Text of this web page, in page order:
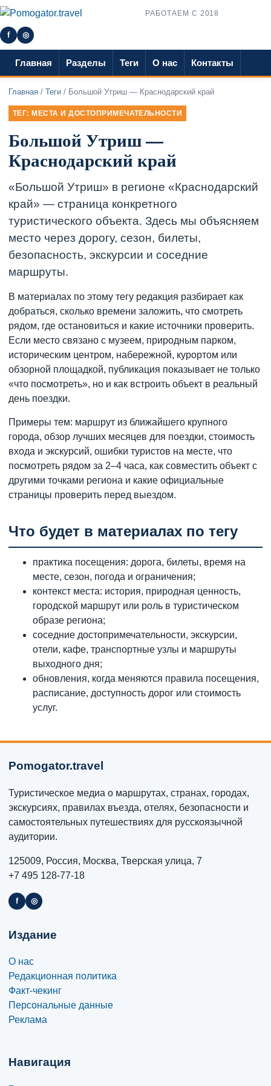
РАБОТАЕМ С 2018
f ◎
Главная Разделы Теги О нас Контакты
Главная / Теги / Большой Утриш — Краснодарский край
ТЕГ: МЕСТА И ДОСТОПРИМЕЧАТЕЛЬНОСТИ
Большой Утриш —
Краснодарский край
«Большой Утриш» в регионе «Краснодарский
край» — страница конкретного
туристического объекта. Здесь мы объясняем
место через дорогу, сезон, билеты,
безопасность, экскурсии и соседние
маршруты.
В материалах по этому тегу редакция разбирает как
добраться, сколько времени заложить, что смотреть
рядом, где остановиться и какие источники проверить.
Если место связано с музеем, природным парком,
историческим центром, набережной, курортом или
обзорной площадкой, публикация показывает не только
«что посмотреть», но и как встроить объект в реальный
день поездки.
Примеры тем: маршрут из ближайшего крупного
города, обзор лучших месяцев для поездки, стоимость
входа и экскурсий, ошибки туристов на месте, что
посмотреть рядом за 2–4 часа, как совместить объект с
другими точками региона и какие официальные
страницы проверить перед выездом.
Что будет в материалах по тегу
практика посещения: дорога, билеты, время на
месте, сезон, погода и ограничения;
контекст места: история, природная ценность,
городской маршрут или роль в туристическом
образе региона;
соседние достопримечательности, экскурсии,
отели, кафе, транспортные узлы и маршруты
выходного дня;
обновления, когда меняются правила посещения,
расписание, доступность дорог или стоимость
услуг.
Pomogator.travel
Туристическое медиа о маршрутах, странах, городах,
экскурсиях, правилах въезда, отелях, безопасности и
самостоятельных путешествиях для русскоязычной
аудитории.
125009, Россия, Москва, Тверская улица, 7
+7 495 128-77-18
f ◎
Издание
О нас
Редакционная политика
Факт-чекинг
Персональные данные
Реклама
Навигация